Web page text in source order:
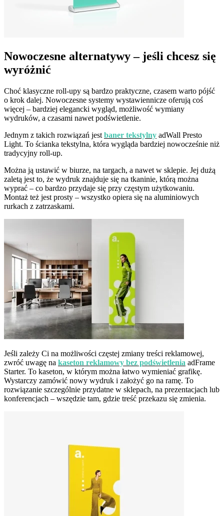
Nowoczesne alternatywy – jeśli chcesz się
wyróżnić
Choć klasyczne roll-upy są bardzo praktyczne, czasem warto pójść
o krok dalej. Nowoczesne systemy wystawiennicze oferują coś
więcej – bardziej elegancki wygląd, możliwość wymiany
wydruków, a czasami nawet podświetlenie.
Jednym z takich rozwiązań jest baner tekstylny adWall Presto
Light. To ścianka tekstylna, która wygląda bardziej nowocześnie niż
tradycyjny roll-up.
Można ją ustawić w biurze, na targach, a nawet w sklepie. Jej dużą
zaletą jest to, że wydruk znajduje się na tkaninie, którą można
wyprać – co bardzo przydaje się przy częstym użytkowaniu.
Montaż też jest prosty – wszystko opiera się na aluminiowych
rurkach z zatrzaskami.
Jeśli zależy Ci na możliwości częstej zmiany treści reklamowej,
zwróć uwagę na kaseton reklamowy bez podświetlenia adFrame
Starter. To kaseton, w którym można łatwo wymieniać grafikę.
Wystarczy zamówić nowy wydruk i założyć go na ramę. To
rozwiązanie szczególnie przydatne w sklepach, na prezentacjach lub
konferencjach – wszędzie tam, gdzie treść przekazu się zmienia.